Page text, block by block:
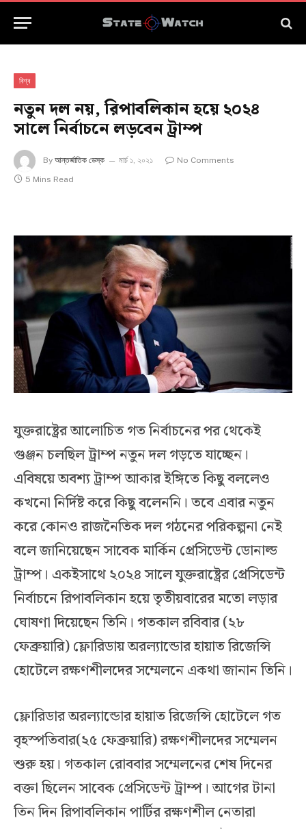
বিশ্ব
নতুন দল নয়, রিপাবলিকান হয়ে ২০২৪
সালে নির্বাচনে লড়বেন ট্রাম্প
By আন্তর্জাতিক ডেস্ক মার্চ ১, ২০২১
No Comments
5 Mins Read
যুক্তরাষ্ট্রের আলোচিত গত নির্বাচনের পর থেকেই
গুঞ্জন চলছিল ট্রাম্প নতুন দল গড়তে যাচ্ছেন।
এবিষয়ে অবশ্য ট্রাম্প আকার ইঙ্গিতে কিছু বললেও
কখনো নির্দিষ্ট করে কিছু বলেননি। তবে এবার নতুন
করে কোনও রাজনৈতিক দল গঠনের পরিকল্পনা নেই
বলে জানিয়েছেন সাবেক মার্কিন প্রেসিডেন্ট ডোনাল্ড
ট্রাম্প। একইসাথে ২০২৪ সালে যুক্তরাষ্ট্রের প্রেসিডেন্ট
নির্বাচনে রিপাবলিকান হয়ে তৃতীয়বারের মতো লড়ার
ঘোষণা দিয়েছেন তিনি। গতকাল রবিবার (২৮
ফেব্রুয়ারি) ফ্লোরিডায় অরল্যান্ডোর হায়াত রিজেন্সি
হোটেলে রক্ষণশীলদের সম্মেলনে একথা জানান তিনি।
ফ্লোরিডার অরল্যান্ডোর হায়াত রিজেন্সি হোটেলে গত
বৃহস্পতিবার(২৫ ফেব্রুয়ারি) রক্ষণশীলদের সম্মেলন
শুরু হয়। গতকাল রোববার সম্মেলনের শেষ দিনের
বক্তা ছিলেন সাবেক প্রেসিডেন্ট ট্রাম্প। আগের টানা
তিন দিন রিপাবলিকান পার্টির রক্ষণশীল নেতারা